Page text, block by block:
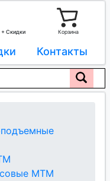
+ Скидки
Корзина
Контакты
МТМ